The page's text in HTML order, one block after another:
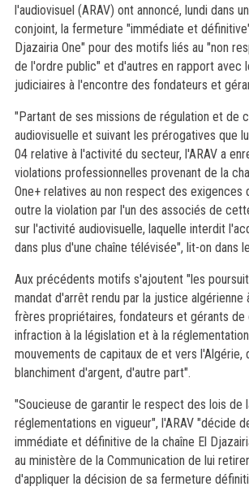
l'audiovisuel (ARAV) ont annoncé, lundi dans
conjoint, la fermeture "immédiate et
Djazairia One" pour des motifs liés au "non
de l'ordre public" et d'autres en rapport avec
judiciaires à l'encontre des fondateurs et
"Partant de ses missions de régulation et de
audiovisuelle et suivant les prérogatives que
04 relative à l'activité du secteur, l'ARAV a
violations professionnelles provenant de la
One+ relatives au non respect des exigences
outre la violation par l'un des associés de
sur l'activité audiovisuelle, laquelle interdit
dans plus d'une chaîne télévisée", lit-on dans
Aux précédents motifs s'ajoutent "les
mandat d'arrêt rendu par la justice algérienne
frères propriétaires, fondateurs et gérants
infraction à la législation et à la
mouvements de capitaux de et vers l'Algérie,
blanchiment d'argent, d'autre part".
"Soucieuse de garantir le respect des lois de
réglementations en vigueur", l'ARAV "décide
immédiate et définitive de la chaîne El
au ministère de la Communication de lui
d'appliquer la décision de sa fermeture